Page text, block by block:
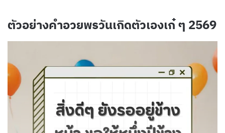
ตัวอย่างคำอวยพรวันเกิดตัวเองเก๋ ๆ 2569